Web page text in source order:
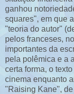
ganhou
squares", em que
"teoria do autor"
pelos franceses,
importantes da
pela polêmica e a
certa forma, o
cinema enquanto
"Raising Kane", de